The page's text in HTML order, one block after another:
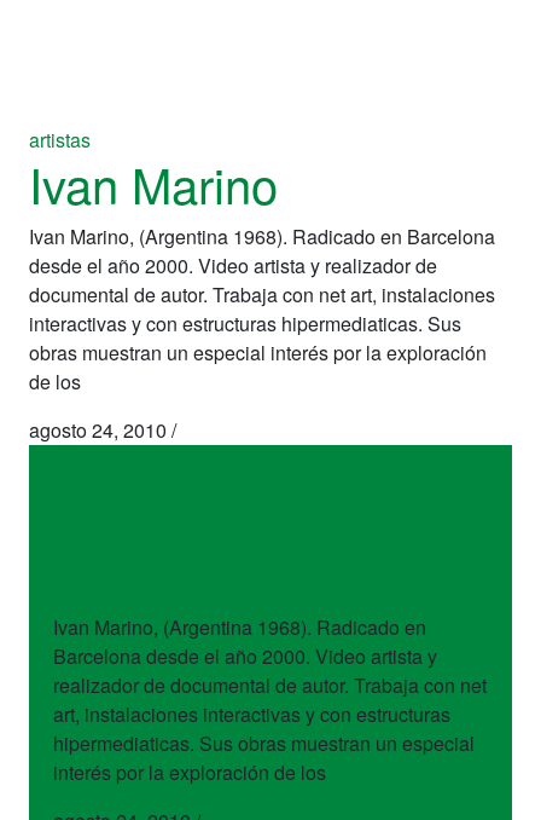
artistas
Ivan Marino
Ivan Marino, (Argentina 1968). Radicado en Barcelona
desde el año 2000. Video artista y realizador de
documental de autor. Trabaja con net art, instalaciones
interactivas y con estructuras hipermediaticas. Sus
obras muestran un especial interés por la exploración
de los
agosto 24, 2010 /
Ivan Marino, (Argentina 1968). Radicado en
Barcelona desde el año 2000. Video artista y
realizador de documental de autor. Trabaja con net
art, instalaciones interactivas y con estructuras
hipermediaticas. Sus obras muestran un especial
interés por la exploración de los